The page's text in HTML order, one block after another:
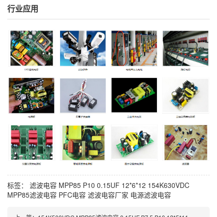
行业应用
标签： 滤波电容 MPP85 P10 0.15UF 12*6*12 154K630VDC
MPP85滤波电容 PFC电容 滤波电容厂家 电源滤波电容